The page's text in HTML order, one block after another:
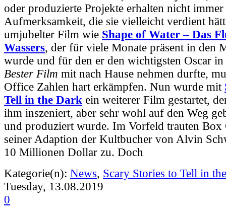
oder produzierte Projekte erhalten nicht immer
Aufmerksamkeit, die sie vielleicht verdient
umjubelter Film wie Shape of Water – Das
Wassers, der für viele Monate präsent in den
wurde und für den er den wichtigsten Oscar
Bester Film mit nach Hause nehmen durfte,
Office Zahlen hart erkämpfen. Nun wurde mit
Tell in the Dark ein weiterer Film gestartet,
ihm inszeniert, aber sehr wohl auf den Weg
und produziert wurde. Im Vorfeld trauten
seiner Adaption der Kultbucher von Alvin
10 Millionen Dollar zu. Doch
Kategorie(n): News, Scary Stories to Tell in
Tuesday, 13.08.2019
0